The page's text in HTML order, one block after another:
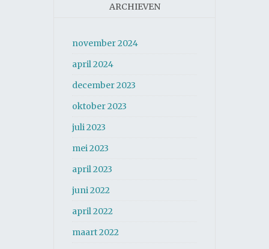
ARCHIEVEN
november 2024
april 2024
december 2023
oktober 2023
juli 2023
mei 2023
april 2023
juni 2022
april 2022
maart 2022